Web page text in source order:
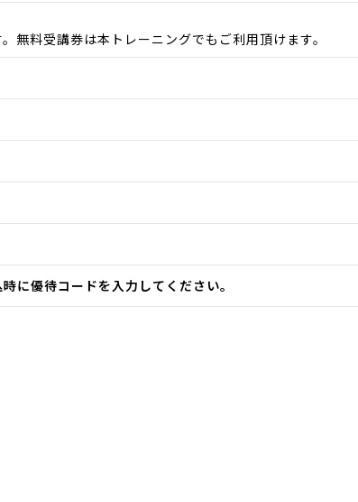
料受講券は本トレーニングでもご利用頂けます。
に優待コードを入力してください。